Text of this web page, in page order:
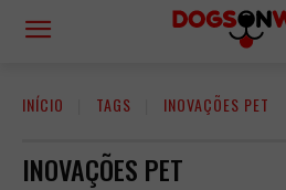
INÍCIO TAGS INOVAÇÕES PET
INOVAÇÕES PET